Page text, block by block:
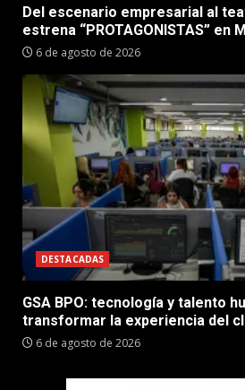
Del escenario empresarial al
estrena “PROTAGONISTAS” en
6 de agosto de 2026
DESTACADAS
GSA BPO: tecnología y talento
transformar la experiencia del
6 de agosto de 2026